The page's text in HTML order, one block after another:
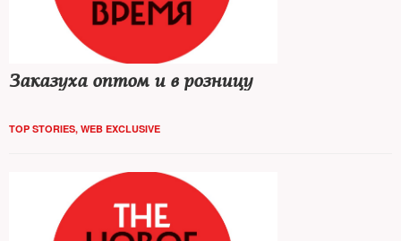
Заказуха оптом и в розницу
TOP STORIES, WEB EXCLUSIVE